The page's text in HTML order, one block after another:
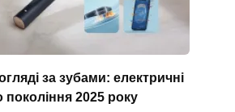
за зубами: електричні
покоління 2025 року